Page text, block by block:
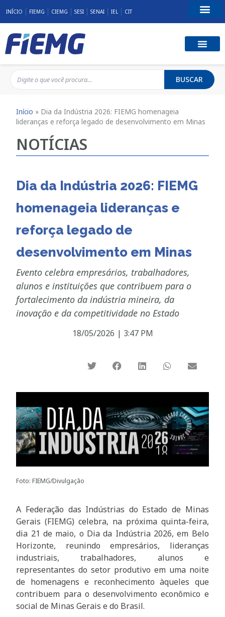
INÍCIO FIEMG CIEMG SESI SENAI IEL CIT
BUSCAR
Início » Dia da Indústria 2026: FIEMG homenageia
lideranças e reforça legado de desenvolvimento em Minas
NOTÍCIAS
Dia da Indústria 2026: FIEMG
homenageia lideranças e
reforça legado de
desenvolvimento em Minas
Evento celebra empresários, trabalhadores,
alunos e instituições que contribuem para o
fortalecimento da indústria mineira, da
inovação e da competitividade no Estado
18/05/2026 | 3:47 PM
Foto: FIEMG/Divulgação
A Federação das Indústrias do Estado de Minas
Gerais (FIEMG) celebra, na próxima quinta-feira,
dia 21 de maio, o Dia da Indústria 2026, em Belo
Horizonte, reunindo empresários, lideranças
industriais, trabalhadores, alunos e
representantes do setor produtivo em uma noite
de homenagens e reconhecimento àqueles que
contribuem para o desenvolvimento econômico e
social de Minas Gerais e do Brasil.